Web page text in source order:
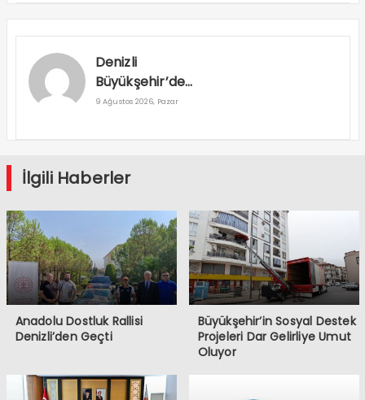
Denizli
Büyükşehir’den
Buldan’a 160
9 Ağustos 2026, Pazar
İlgili Haberler
Anadolu Dostluk Rallisi
Denizli’den Geçti
Büyükşehir’in Sosyal Destek
Projeleri Dar Gelirliye Umut
Oluyor